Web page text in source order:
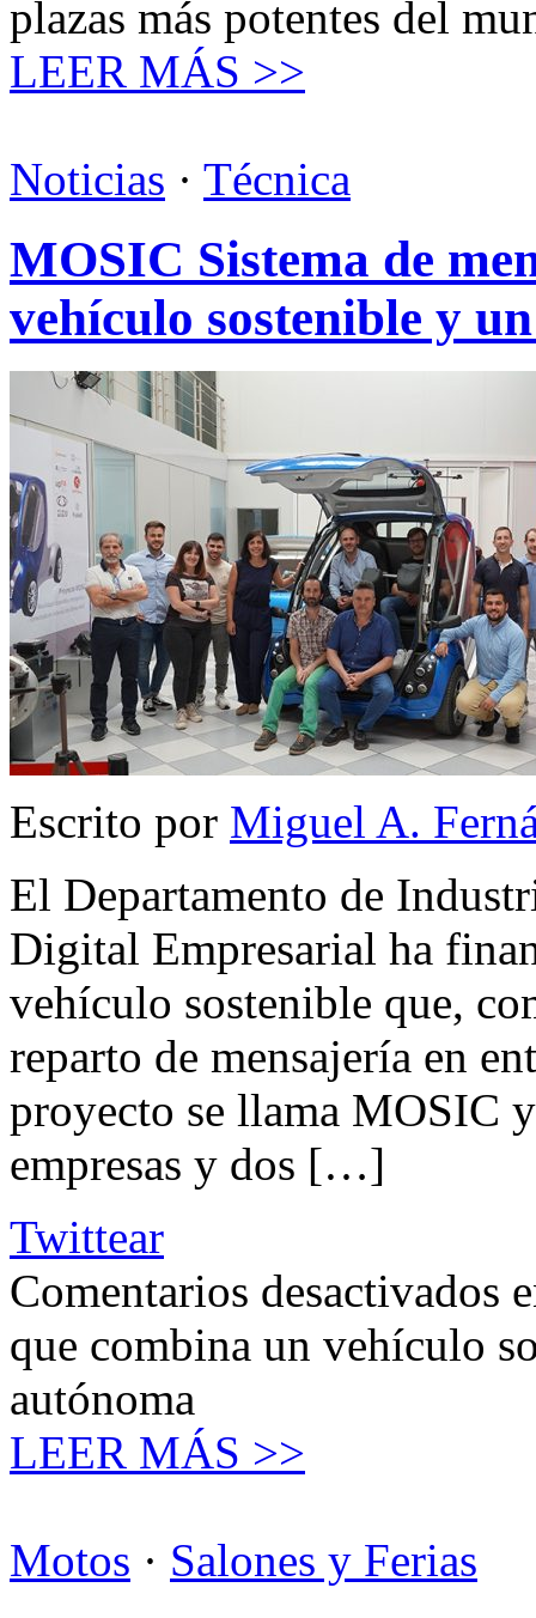
plazas más potentes del
LEER MÁS >>
Noticias · Técnica
MOSIC Sistema de
vehículo sostenible y
Escrito por Miguel A.
El Departamento de
Digital Empresarial ha
vehículo sostenible que,
reparto de mensajería en
proyecto se llama MOSIC
empresas y dos […]
Twittear
Comentarios desactivados
que combina un vehículo
autónoma
LEER MÁS >>
Motos · Salones y Ferias